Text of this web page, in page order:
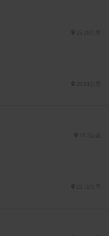
15.28公里